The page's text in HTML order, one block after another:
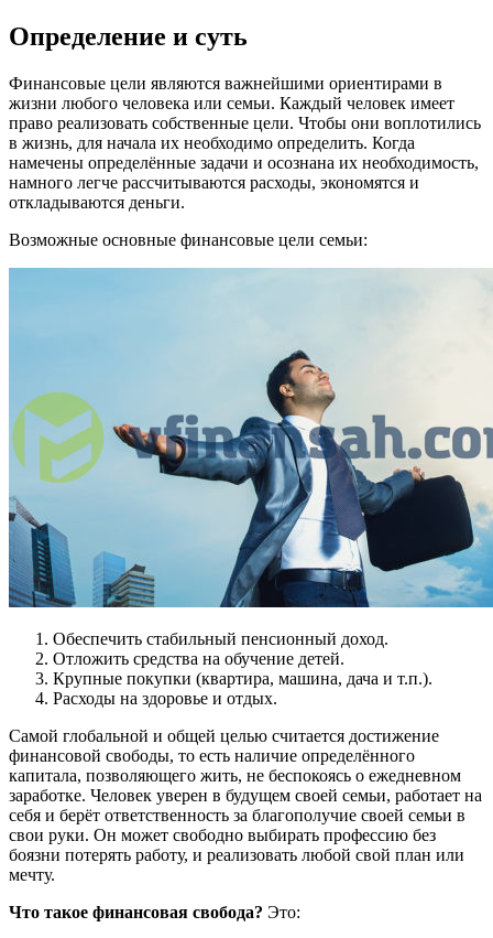
Определение и суть
Финансовые цели являются важнейшими ориентирами в
жизни любого человека или семьи. Каждый человек имеет
право реализовать собственные цели. Чтобы они воплотились
в жизнь, для начала их необходимо определить. Когда
намечены определённые задачи и осознана их необходимость,
намного легче рассчитываются расходы, экономятся и
откладываются деньги.
Возможные основные финансовые цели семьи:
Обеспечить стабильный пенсионный доход.
Отложить средства на обучение детей.
Крупные покупки (квартира, машина, дача и т.п.).
Расходы на здоровье и отдых.
Самой глобальной и общей целью считается достижение
финансовой свободы, то есть наличие определённого
капитала, позволяющего жить, не беспокоясь о ежедневном
заработке. Человек уверен в будущем своей семьи, работает на
себя и берёт ответственность за благополучие своей семьи в
свои руки. Он может свободно выбирать профессию без
боязни потерять работу, и реализовать любой свой план или
мечту.
Что такое финансовая свобода? Это: